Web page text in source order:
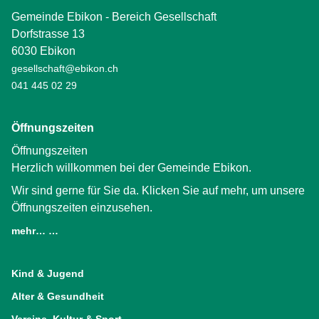
Gemeinde Ebikon - Bereich Gesellschaft
Dorfstrasse 13
6030 Ebikon
gesellschaft@ebikon.ch
041 445 02 29
Öffnungszeiten
Öffnungszeiten
Herzlich willkommen bei der Gemeinde Ebikon.
Wir sind gerne für Sie da. Klicken Sie auf mehr, um unsere
Öffnungszeiten einzusehen.
mehr… …
Kind & Jugend
Alter & Gesundheit